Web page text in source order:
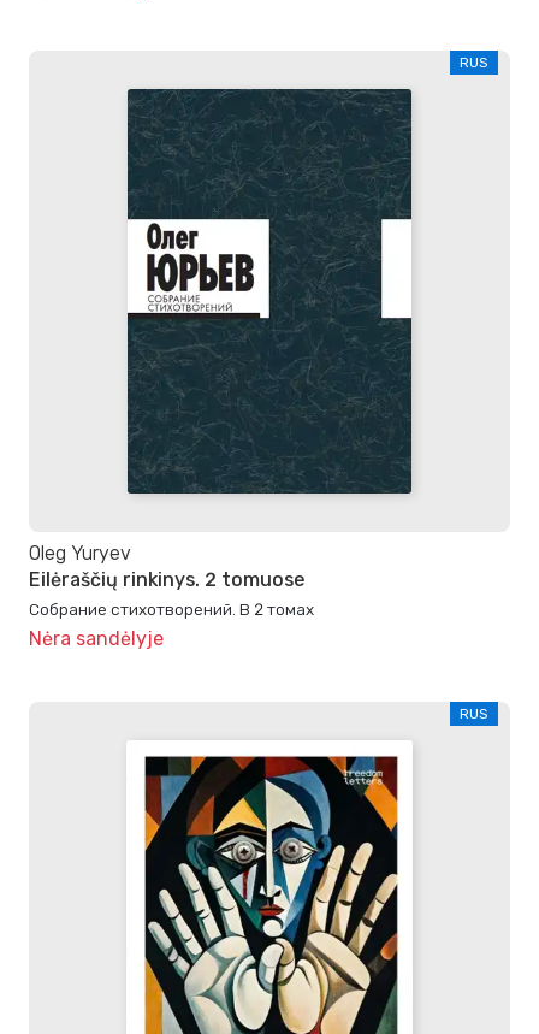
RUS
Oleg Yuryev
Eilėraščių rinkinys. 2 tomuose
Собрание стихотворений. В 2 томах
Nėra sandėlyje
RUS